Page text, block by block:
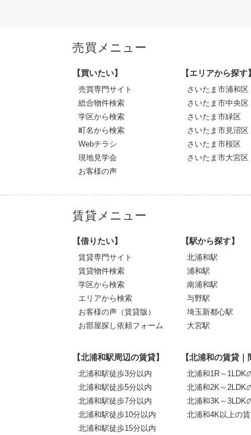
売買メニュー
【買いたい】
売買専門サイト
総合物件検索
学区から検索
町名から検索
Webチラシ
現地見学会
お客様の声
【エリアから探す】
さいたま市浦和区
さいたま市中央区
さいたま市緑区
さいたま市見沼区
さいたま市桜区
さいたま市大宮区
賃貸メニュー
【借りたい】
賃貸専門サイト
賃貸物件検索
学区から検索
エリアから検索
お客様の声（賃貸版）
お部屋探し依頼フォーム
【駅から探す】
北浦和駅
浦和駅
南浦和駅
与野駅
埼玉新都心駅
大宮駅
【北浦和駅周辺の賃貸】
北浦和駅徒歩3分以内
北浦和駅徒歩5分以内
北浦和駅徒歩7分以内
北浦和駅徒歩10分以内
北浦和駅徒歩15分以内
【北浦和の賃貸｜
北浦和1R～1LDK
北浦和2K～2LDK
北浦和3K～3LDK
北浦和4K以上の